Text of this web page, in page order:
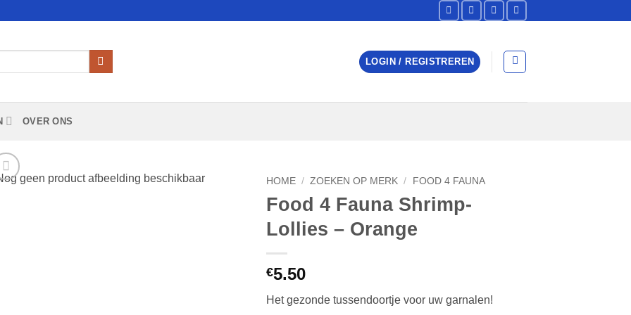
LOGIN / REGISTREREN
OVER ONS
HOME / ZOEKEN OP MERK / FOOD 4 FAUNA
Food 4 Fauna Shrimp-
Lollies – Orange
€5.50
Het gezonde tussendoortje voor uw garnalen!